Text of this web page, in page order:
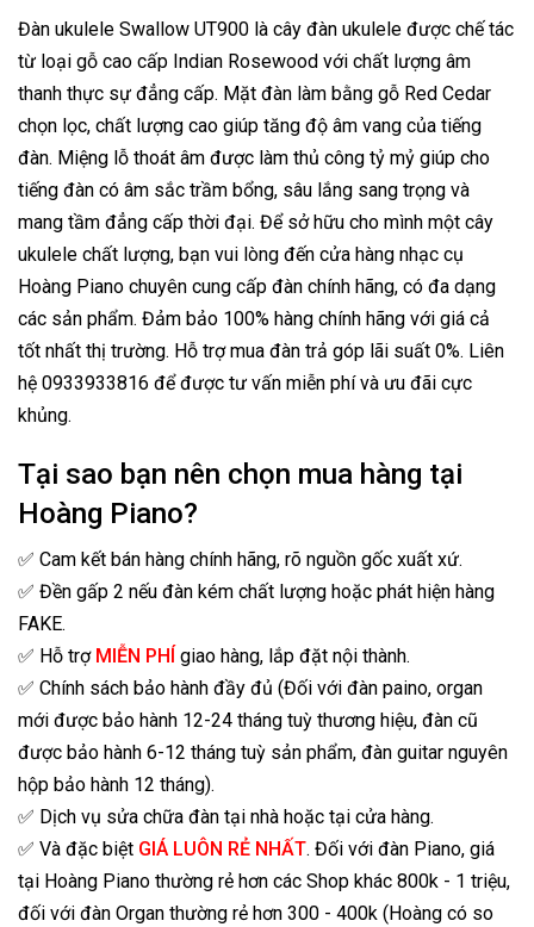
Đàn ukulele Swallow UT900 là cây đàn ukulele được chế tác
từ loại gỗ cao cấp Indian Rosewood với chất lượng âm
thanh thực sự đẳng cấp. Mặt đàn làm bằng gỗ Red Cedar
chọn lọc, chất lượng cao giúp tăng độ âm vang của tiếng
đàn. Miệng lỗ thoát âm được làm thủ công tỷ mỷ giúp cho
tiếng đàn có âm sắc trầm bổng, sâu lắng sang trọng và
mang tầm đẳng cấp thời đại. Để sở hữu cho mình một cây
ukulele chất lượng, bạn vui lòng đến cửa hàng nhạc cụ
Hoàng Piano chuyên cung cấp đàn chính hãng, có đa dạng
các sản phẩm. Đảm bảo 100% hàng chính hãng với giá cả
tốt nhất thị trường. Hỗ trợ mua đàn trả góp lãi suất 0%. Liên
hệ 0933933816 để được tư vấn miễn phí và ưu đãi cực
khủng.
Tại sao bạn nên chọn mua hàng tại
Hoàng Piano?
✅ Cam kết bán hàng chính hãng, rõ nguồn gốc xuất xứ.
✅ Đền gấp 2 nếu đàn kém chất lượng hoặc phát hiện hàng
FAKE.
✅ Hỗ trợ MIỄN PHÍ giao hàng, lắp đặt nội thành.
✅ Chính sách bảo hành đầy đủ (Đối với đàn paino, organ
mới được bảo hành 12-24 tháng tuỳ thương hiệu, đàn cũ
được bảo hành 6-12 tháng tuỳ sản phẩm, đàn guitar nguyên
hộp bảo hành 12 tháng).
✅ Dịch vụ sửa chữa đàn tại nhà hoặc tại cửa hàng.
✅ Và đặc biệt GIÁ LUÔN RẺ NHẤT. Đối với đàn Piano, giá
tại Hoàng Piano thường rẻ hơn các Shop khác 800k - 1 triệu,
đối với đàn Organ thường rẻ hơn 300 - 400k (Hoàng có so